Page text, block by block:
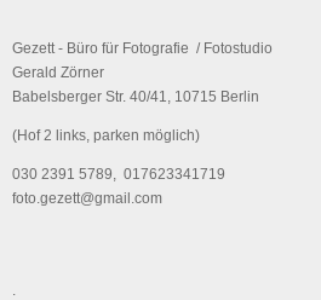
Gezett - Büro für Fotografie / Fotostudio
Gerald Zörner
Babelsberger Str. 40/41, 10715 Berlin
(Hof 2 links, parken möglich)
030 2391 5789, 017623341719
foto.gezett@gmail.com
.